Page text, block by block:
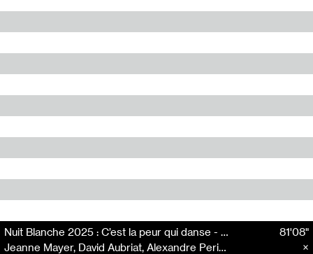
Nuit Blanche 2025 : C’est la peur qui danse - Témoignages et paroles d’étudiant·es et d’enseignant·es
Jeanne Mayer, David Aubriat, Alexandre Perigot, Stephen Starling, Petr Obelik, Stéphane Dwernicki, Alice Vergara, Mathilde Lefeuvre, Jean-Baptiste Talma
81'08"